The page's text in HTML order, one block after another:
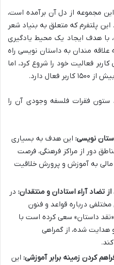
مجموعه از دل آن برآمده است،
پلتفرم که متعلق به بنیاد شعر
با هدف ایجاد یک محیط یادگیری
علاقه مندان به داستان نویسی راه
فعالیت خود را شروع کرد، اما
دارد.
ستون فقرات فلسفه وجودی آن را
نویسی: این هدف به بسیاری
دور از مراکز فرهنگی، فرصت
به آموزش و پرورش خلاقیت
تضاد آراء استادان و منتقدان: در
درباره قواعد و فنون
داستان» سعی کرده است با
شده، از گمراهی
کردن زمینه برابر آموزشی: این